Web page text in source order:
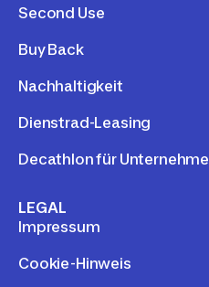
Second Use
Buy Back
Nachhaltigkeit
Dienstrad-Leasing
Decathlon für
LEGAL
Impressum
Cookie-Hinweis